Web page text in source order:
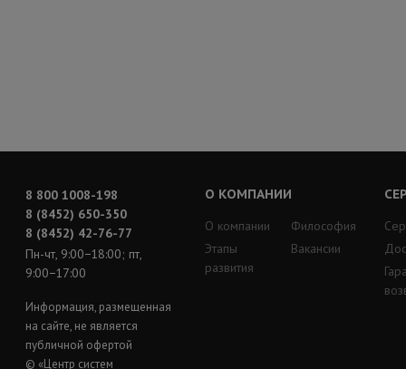
8 800 1008-198
8 (8452) 650-350
8 (8452) 42-76-77
Пн-чт, 9:00−18:00; пт,
9:00−17:00
Информация, размещенная
на сайте, не является
публичной офертой
© «Центр систем
О КОМПАНИИ
О компании
Этапы
развития
Философия
Вакансии